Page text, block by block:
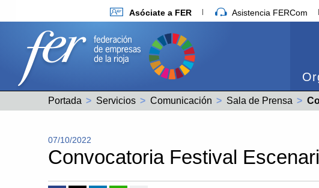
Asóciate a FER Asistencia FERCom
Portada Servicios Comunicación Sala de Prensa
07/10/2022
Convocatoria Festival